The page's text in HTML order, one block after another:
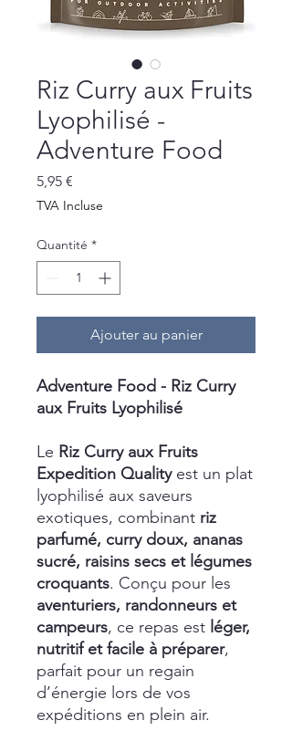
Riz Curry aux Fruits
Lyophilisé -
Adventure Food
5,95 €
TVA Incluse
Quantité *
Ajouter au panier
Adventure Food - Riz Curry
aux Fruits Lyophilisé
Le Riz Curry aux Fruits
Expedition Qualityest un plat
lyophilisé aux saveurs
exotiques, combinant riz
parfumé, curry doux, ananas
sucré, raisins secs et légumes
croquants. Conçu pour les
aventuriers, randonneurs et
campeurs, ce repas est léger,
nutritif et facile à préparer,
parfait pour un regain
d’énergie lors de vos
expéditions en plein air.